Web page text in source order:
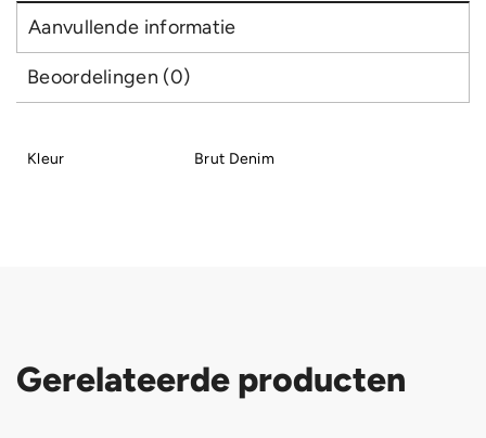
Aanvullende informatie
Beoordelingen (0)
Kleur Brut Denim
Gerelateerde producten